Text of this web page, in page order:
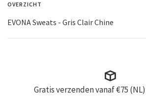
OVERZICHT
EVONA Sweats - Gris Clair Chine
Gratis verzenden vanaf €75 (NL)